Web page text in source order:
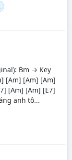
Bm → Key
[Am] [Am] [Am]
[Am] [Am] [E7]
anh tô...